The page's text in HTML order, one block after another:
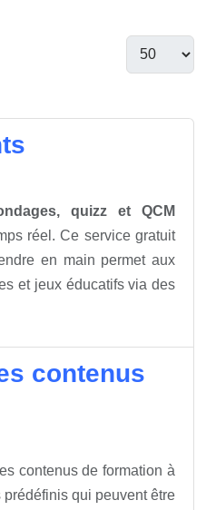
quizz et QCM
réel. Ce service gratuit
en main permet aux
et jeux éducatifs via des
contenus
contenus de formation à
qui peuvent être